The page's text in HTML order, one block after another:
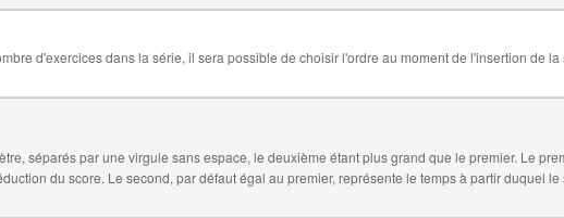
choisir l'ordre au moment de l'insertion de la série dans
séparés par une virgule sans espace, le deuxième étant plus grand que le premier. Le
le temps à partir duquel le score sera